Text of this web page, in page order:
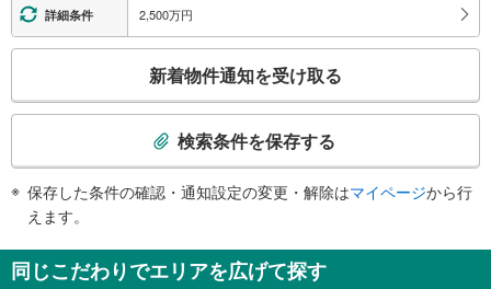
出口（西口−２）
羽根木１・２丁目、松原１・５丁目
・改札⇔地上
トイレ
その他
・点字案内（券売機・運賃表・階段手すり）
詳細条件 2,500万円
検
知
を
新着物件通知を受け取る
検索条件を保存する
保存した条件の確認・通知設定の変更・解除はマイページから行
えます。
同じこだわりでエリアを広げて探す